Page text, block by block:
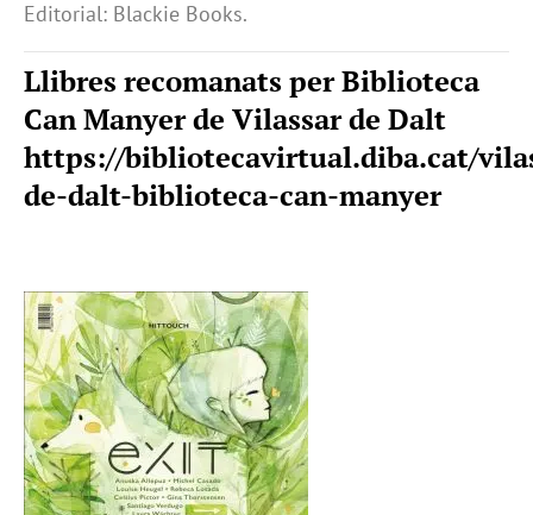
Editorial: Blackie Books.
Llibres recomanats per Biblioteca
Can Manyer de Vilassar de Dalt
https://bibliotecavirtual.diba.cat/
de-dalt-biblioteca-can-manyer